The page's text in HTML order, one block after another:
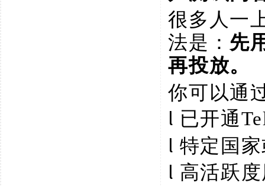
很多人一
法是： 先
再投放。
你可以通
l 已开通
l 特定国
l 高活跃